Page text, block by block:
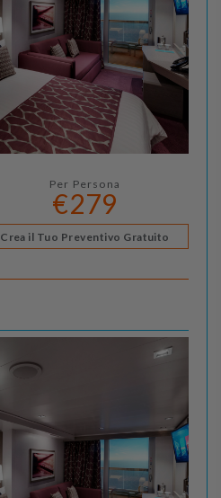
Per Persona
€279
Crea il Tuo Preventivo Gratuito